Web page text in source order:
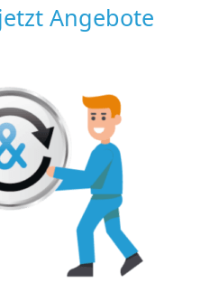
Angebote